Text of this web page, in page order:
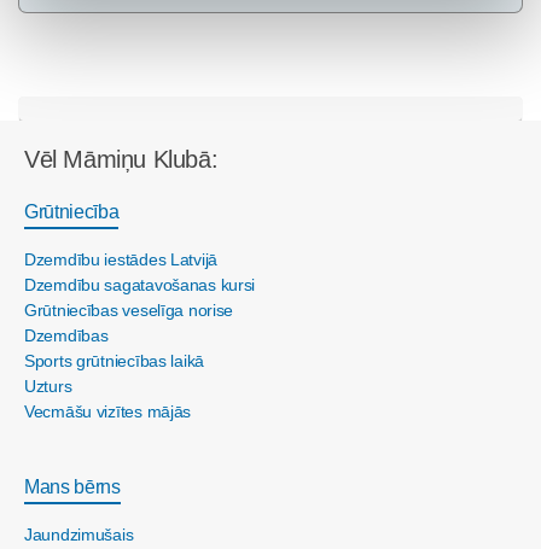
Vēl Māmiņu Klubā:
Grūtniecība
Dzemdību iestādes Latvijā
Dzemdību sagatavošanas kursi
Grūtniecības veselīga norise
Dzemdības
Sports grūtniecības laikā
Uzturs
Vecmāšu vizītes mājās
Mans bērns
Jaundzimušais